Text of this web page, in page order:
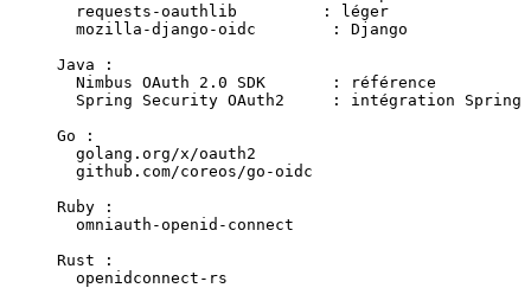
  requests-oauthlib         : léger
  mozilla-django-oidc        : Django
Java :
  Nimbus OAuth 2.0 SDK       : référence
  Spring Security OAuth2     : intégration Spring
Go :
  golang.org/x/oauth2
  github.com/coreos/go-oidc
Ruby :
  omniauth-openid-connect
Rust :
  openidconnect-rs